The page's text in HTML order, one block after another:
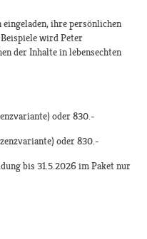
ihre persönlichen
wird Peter
der Inhalte in lebensechten
oder 830.-
oder 830.-
bis 31.5.2026 im Paket nur